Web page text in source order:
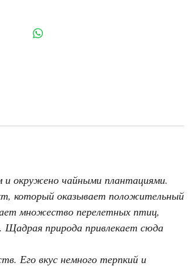
и окружено чайными плантациями.
который оказывает положительный
множество перелетных птиц,
Щадрая природа привлекает сюда
Его вкус немного терпкий и